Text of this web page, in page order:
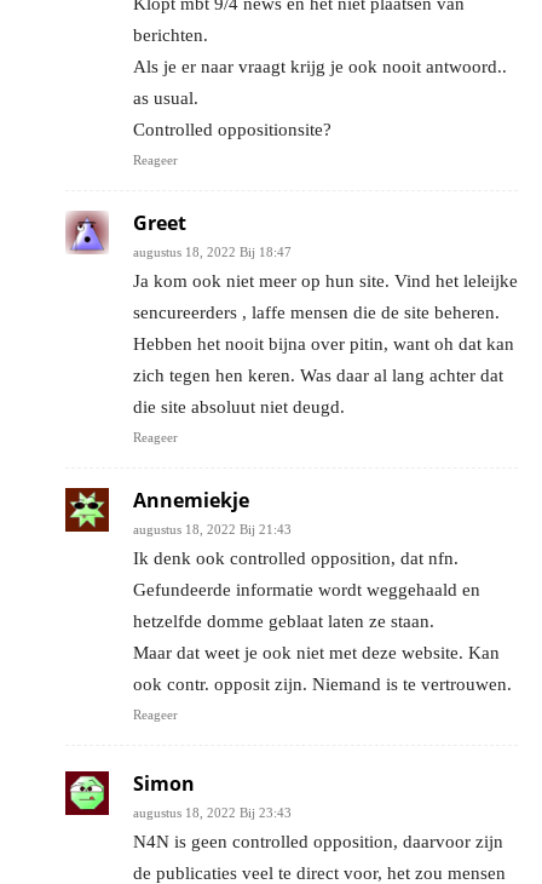
berichten.
Als je er naar vraagt krijg je ook nooit antwoord..
as usual.
Controlled oppositionsite?
Reageer
Greet
augustus 18, 2022 Bij 18:47
Ja kom ook niet meer op hun site. Vind het leleijke
sencureerders , laffe mensen die de site beheren.
Hebben het nooit bijna over pitin, want oh dat kan
zich tegen hen keren. Was daar al lang achter dat
die site absoluut niet deugd.
Reageer
Annemiekje
augustus 18, 2022 Bij 21:43
Ik denk ook controlled opposition, dat nfn.
Gefundeerde informatie wordt weggehaald en
hetzelfde domme geblaat laten ze staan.
Maar dat weet je ook niet met deze website. Kan
ook contr. opposit zijn. Niemand is te vertrouwen.
Reageer
Simon
augustus 18, 2022 Bij 23:43
N4N is geen controlled opposition, daarvoor zijn
de publicaties veel te direct voor, het zou mensen